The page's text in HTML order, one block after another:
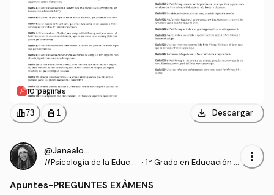
10 páginas
leaderboard73 personal_bag 1 download Descargar
@Janaalonso
#Psicología de la Educa
· 1º Grado en Educación P
more_vert
Apuntes-PREGUNTES EXÀMENS